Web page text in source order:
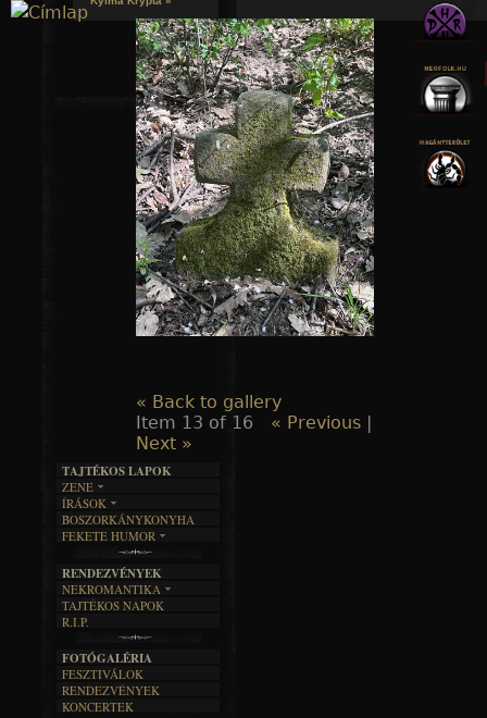
Jump to navigation
« Back to gallery
Item 13 of 16
« Previous
Next »
TAJTÉKOS LAPOK
ZENE
EGYÜTTESEK
INTERJÚK
FORDÍTÁSOK
DALSZÖVEGEK
ÍRÁSOK
IRODALOM
FILM
ÍRÁSTÖRTÉNET
BOSZORKÁNYKONYHA
FEKETE HUMOR
SZÖVEGES
RENDEZVÉNYEK
NEKROMANTIKA
AKTUÁLIS
A MÚLT
TAJTÉKOS NAPOK
R.I.P.
FOTÓGALÉRIA
FESZTIVÁLOK
RENDEZVÉNYEK
KONCERTEK